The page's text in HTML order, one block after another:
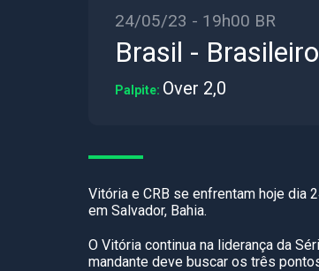
24/05/23 - 19h00 BR
Brasil -
Palpite: Over 2,0
Vitória e CRB se enfrentam hoje dia
em Salvador, Bahia.
O Vitória continua na liderança da
mandante deve buscar os três